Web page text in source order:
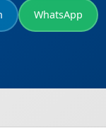
WhatsApp